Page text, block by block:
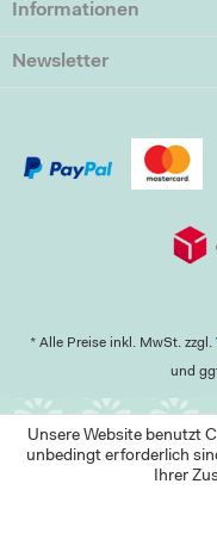
Informationen
Newsletter
* Alle Preise inkl. MwSt. zzgl.
und
Unsere Website benutzt
unbedingt erforderlich
Ihrer